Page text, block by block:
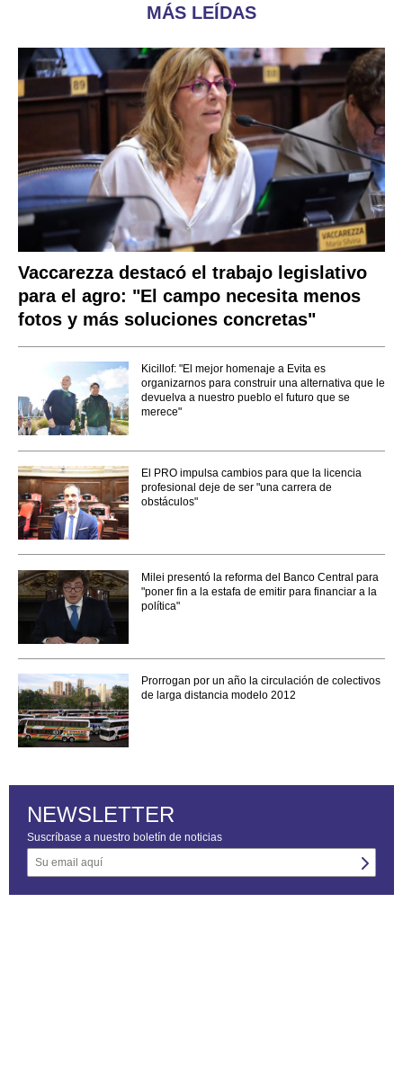
MÁS LEÍDAS
Vaccarezza destacó el trabajo legislativo
para el agro: "El campo necesita menos
fotos y más soluciones concretas"
Kicillof: "El mejor homenaje a Evita es
organizarnos para construir una alternativa que le
devuelva a nuestro pueblo el futuro que se
merece"
El PRO impulsa cambios para que la licencia
profesional deje de ser "una carrera de
obstáculos"
Milei presentó la reforma del Banco Central para
"poner fin a la estafa de emitir para financiar a la
política"
Prorrogan por un año la circulación de colectivos
de larga distancia modelo 2012
NEWSLETTER
Suscríbase a nuestro boletín de noticias